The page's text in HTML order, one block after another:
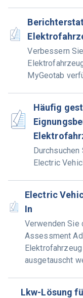
Verbessern
MyGeotab
Häufig
Electric
Electric
In
Verwenden Sie
Assessment
ausgetauscht
Lkw-Lösung